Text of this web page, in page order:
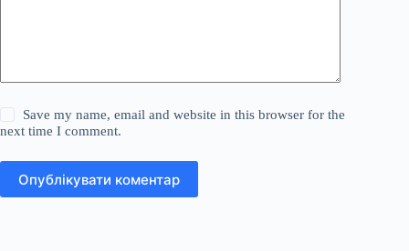
Save my name, email and website in this browser for the
next time I comment.
Опублікувати коментар